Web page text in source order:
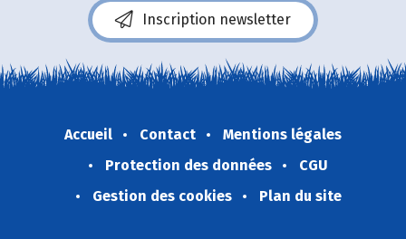
Inscription newsletter
Accueil Contact
Mentions légales
Protection des données
CGU
Gestion des cookies
Plan du site